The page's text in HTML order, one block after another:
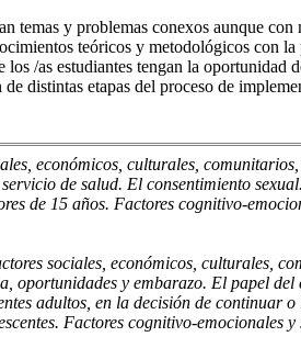
temas y problemas conexos aunque
teóricos y metodológicos con
/as estudiantes tengan la
distintas etapas del proceso de
económicos, culturales,
de salud. El consentimiento
de 15 años. Factores cognitivo-
sociales, económicos, culturales,
oportunidades y embarazo. El papel
adultos, en la decisión de
Factores cognitivo-emocionales